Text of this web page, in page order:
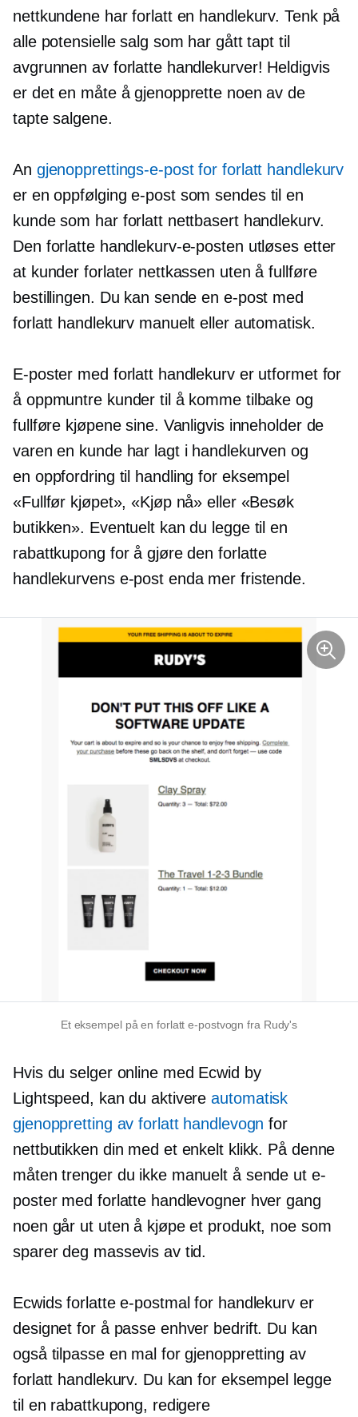
nettkundene har forlatt en handlekurv. Tenk på
alle potensielle salg som har gått tapt til
avgrunnen av forlatte handlekurver! Heldigvis
er det en måte å gjenopprette noen av de
tapte salgene.
An gjenopprettings-e-post for forlatt handlekurv
er enoppfølging e-post som sendes til en
kunde som har forlatt nettbasert handlekurv.
Den forlatte handlekurv-e-posten utløses etter
at kunder forlater nettkassen uten å fullføre
bestillingen. Du kan sende en e-post med
forlatt handlekurv manuelt eller automatisk.
E-poster med forlatt handlekurv er utformet for
å oppmuntre kunder til å komme tilbake og
fullføre kjøpene sine. Vanligvis inneholder de
varen en kunde har lagt i handlekurven og
en oppfordring til handling for eksempel
«Fullfør kjøpet», «Kjøp nå» eller «Besøk
butikken». Eventuelt kan du legge til en
rabattkupong for å gjøre den forlatte
handlekurvens e-post enda mer fristende.
Et eksempel på en forlatt e-postvogn fra Rudy's
Hvis du selger online med Ecwid by
Lightspeed, kan du aktivereautomatisk
gjenoppretting av forlatt handlevogn for
nettbutikken din med et enkelt klikk. På denne
måten trenger du ikke manuelt å sende ut e-
poster med forlatte handlevogner hver gang
noen går ut uten å kjøpe et produkt, noe som
sparer deg massevis av tid.
Ecwids forlatte e-postmal for handlekurv er
designet for å passe enhver bedrift. Du kan
også tilpasse en mal for gjenoppretting av
forlatt handlekurv. Du kan for eksempel legge
til en rabattkupong, redigere